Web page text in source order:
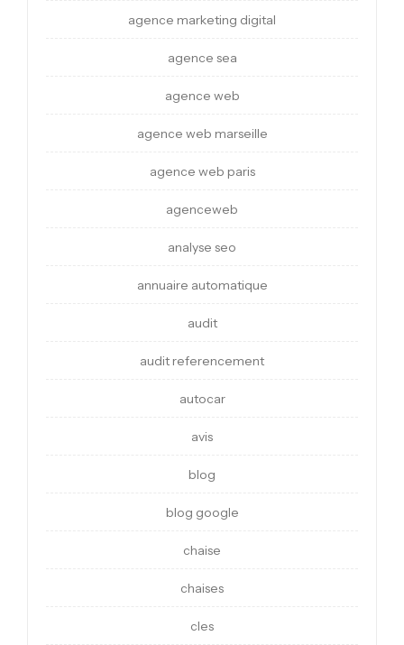
agence marketing digital
agence sea
agence web
agence web marseille
agence web paris
agenceweb
analyse seo
annuaire automatique
audit
audit referencement
autocar
avis
blog
blog google
chaise
chaises
cles